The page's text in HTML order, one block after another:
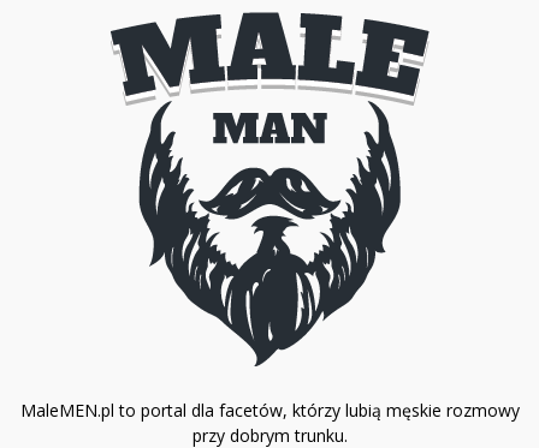
MaleMEN.pl to portal dla facetów, którzy lubią męskie rozmowy
przy dobrym trunku.